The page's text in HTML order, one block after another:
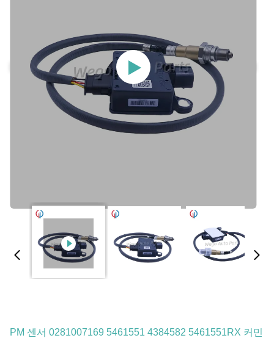
PM 센서 0281007169 5461551 4384582 5461551RX 커민